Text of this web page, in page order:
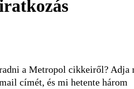
a Metropol cikkeiről? Adja
címét, és mi hetente három